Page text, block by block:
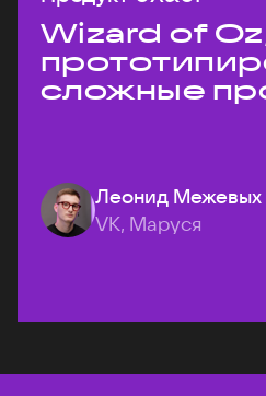
Wizard of
сложные
Леонид Межевых
VK, Маруся